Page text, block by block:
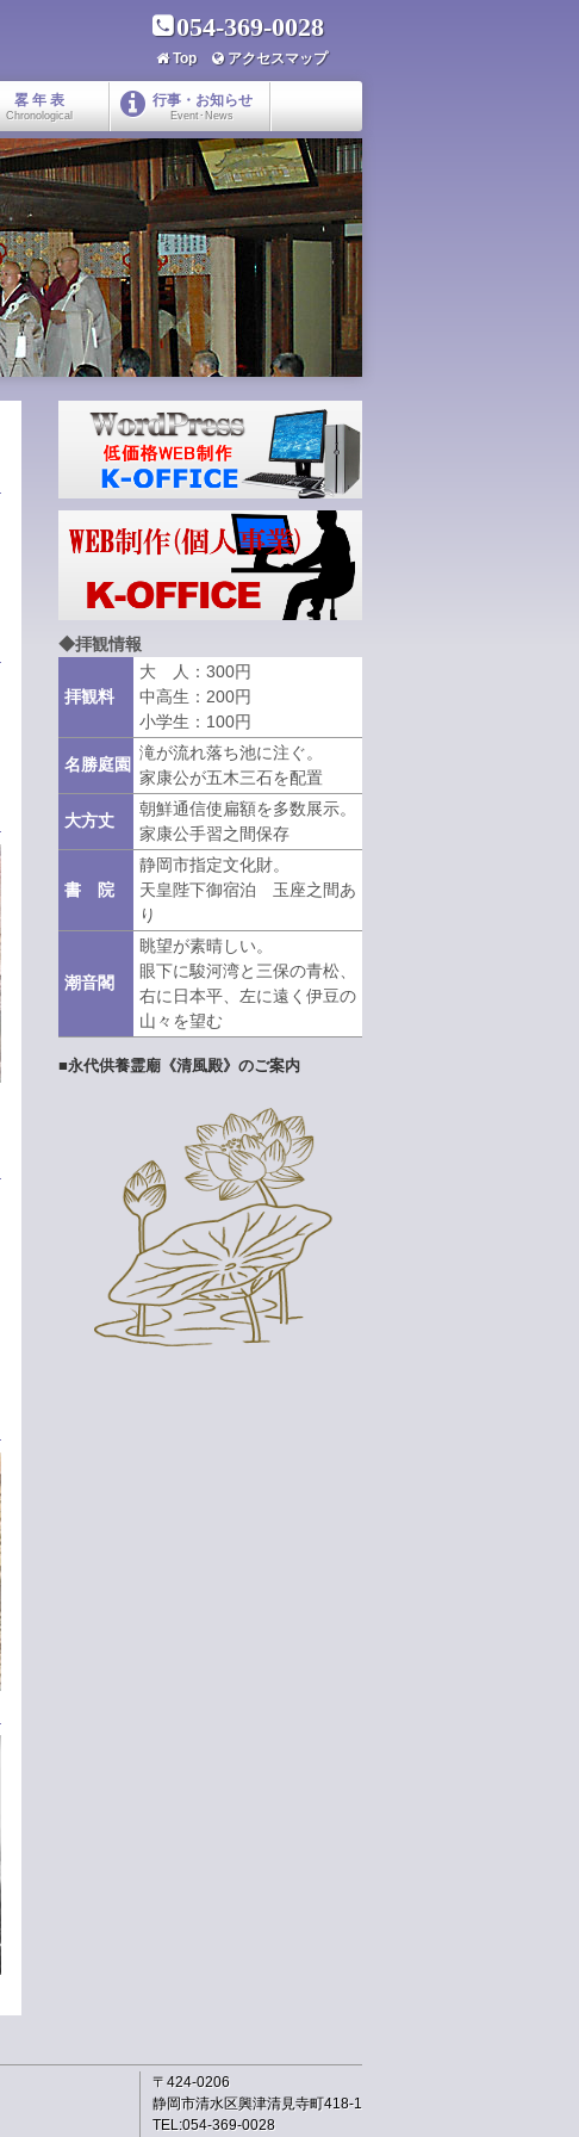
054-369-0028
Top アクセスマップ
畧 年 表
Chronological
行事・お知らせ
Event･News
◆拝観情報
拝観料
大 人：300円
中高生：200円
小学生：100円
名勝庭園
滝が流れ落ち池に注ぐ。
家康公が五木三石を配置
大方丈
朝鮮通信使扁額を多数展示。
家康公手習之間保存
書 院
静岡市指定文化財。
天皇陛下御宿泊 玉座之間あ
り
潮音閣
眺望が素晴しい。
眼下に駿河湾と三保の青松、
右に日本平、左に遠く伊豆の
山々を望む
■永代供養霊廟《清風殿》のご案内
〒424-0206
静岡市清水区興津清見寺町418-1
TEL:054-369-0028